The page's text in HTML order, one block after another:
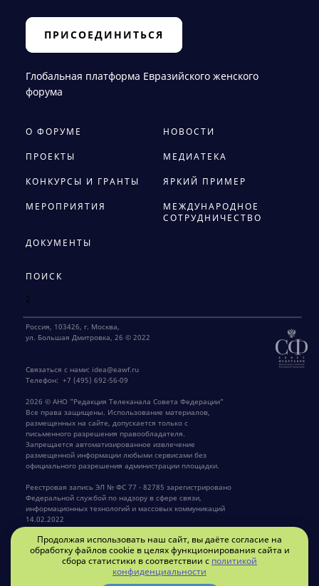
ПРИСОЕДИНИТЬСЯ
Глобальная платформа Евразийского женского
форума
О ФОРУМЕ НОВОСТИ
ПРОЕКТЫ МЕДИАТЕКА
КОНКУРСЫ И ГРАНТЫ ЯРКИЙ ПРИМЕР
МЕРОПРИЯТИЯ
МЕЖДУНАРОДНОЕ
СОТРУДНИЧЕСТВО
ДОКУМЕНТЫ
ПОИСК
2
2026 © АНО "Редакция Телеканала Совета Федерации"
Все права защищены. Использование материалов,
размещенных на сайте, допускается только с
письменного разрешения правообладателя.
Запрещается автоматизированное извлечение
размещенной информации любыми сервисами без
официального разрешения администрации площадки.
Реестровая запись ЭЛ № ФС 77 - 82785 зарегистрировано
Федеральной службой по надзору в сфере связи,
информационных технологий и массовых коммуникаций
14.02.2022
Главный редактор Крылов Г.В.
Россия, 103426, г. Москва,
ул. Большая Дмитровка, 26 © 2022
Связаться с нами: idea@eawf.ru
Телефон: +7 (495) 692-56-09
Продолжая использовать наш сайт, вы даёте согласие на
обработку файлов cookie в целях функционирования сайта и
сбора статистики в соответствии с политикой
конфиденциальности
ПРИСОЕДИНЯЙТЕСЬ К НАМ